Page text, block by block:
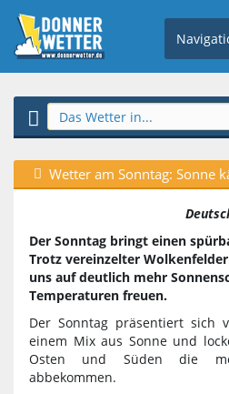
Wetter am Sonntag: Sonne
Der Sonntag bringt einen
Trotz vereinzelter
uns auf deutlich mehr
Temperaturen freuen.
Der Sonntag präsentiert sich
einem Mix aus Sonne und
Osten und Süden die
abbekommen.